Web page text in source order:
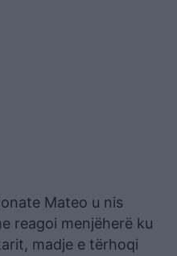
Mateo u nis
reagoi menjëherë ku
madje e tërhoqi